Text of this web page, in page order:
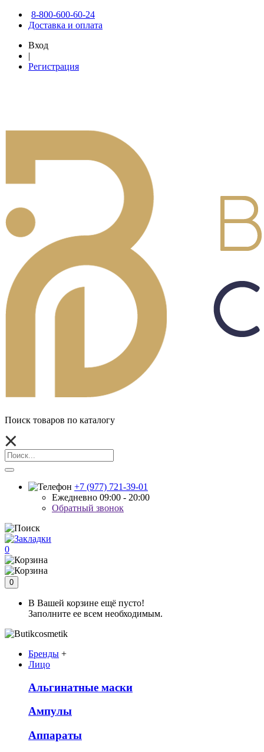
8-800-600-60-24
Доставка и оплата
Вход
|
Регистрация
Поиск товаров по каталогу
+7 (977) 721-39-01
Ежедневно 09:00 - 20:00
Обратный звонок
0
0
В Вашей корзине ещё пусто!
Заполните ее всем необходимым.
Бренды +
Лицо
Альгинатные маски
Ампулы
Аппараты